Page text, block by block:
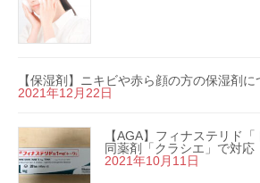
【保湿剤】ニキビや赤ら顔の方の保湿剤に
2021年12月22日
【AGA】フィナステリド
同薬剤「クラシエ」で対応
2021年10月11日